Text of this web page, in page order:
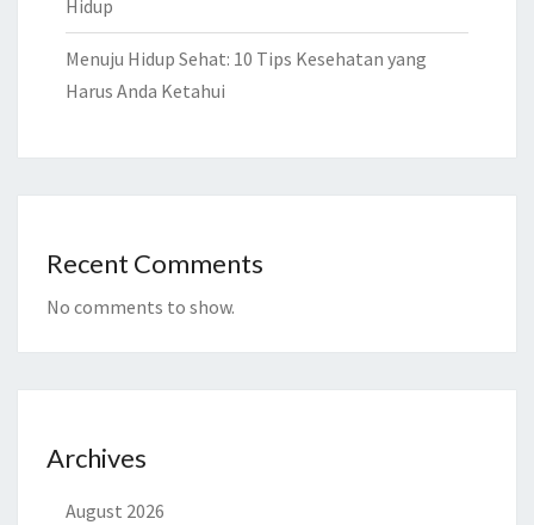
Hidup
Menuju Hidup Sehat: 10 Tips Kesehatan yang
Harus Anda Ketahui
Recent Comments
No comments to show.
Archives
August 2026